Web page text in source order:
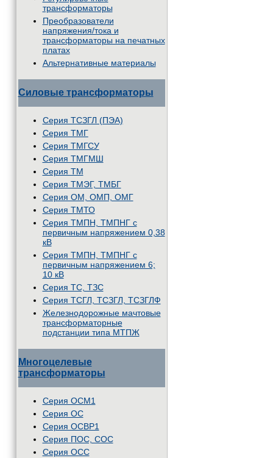
трансформаторы
Преобразователи
напряжения/тока и
трансформаторы на печатных
платах
Альтернативные материалы
Силовые трансформаторы
Серия ТСЗГЛ (ПЭА)
Серия ТМГ
Серия ТМГСУ
Серия ТМГМШ
Серия ТМ
Серия ТМЭГ, ТМБГ
Серия ОМ, ОМП, ОМГ
Серия ТМТО
Серия ТМПН, ТМПНГ с
первичным напряжением 0,38
кВ
Серия ТМПН, ТМПНГ с
первичным напряжением 6;
10 кВ
Серия ТС, ТЗС
Серия ТСГЛ, ТСЗГЛ, ТСЗГЛФ
Железнодорожные мачтовые
трансформаторные
подстанции типа МТПЖ
Многоцелевые
трансформаторы
Серия ОСМ1
Серия ОС
Серия ОСВР1
Серия ПОС, СОС
Серия ОСС